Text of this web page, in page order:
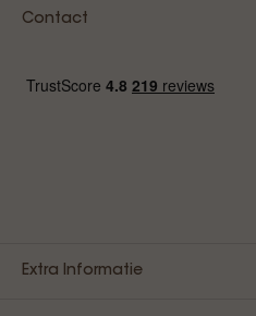
Contact
Extra Informatie